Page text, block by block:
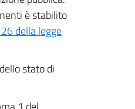
è stabilito
della legge
stato di